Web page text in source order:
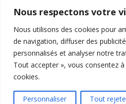
Nous respectons votre
Nous utilisons des cookies pour
de navigation, diffuser des
personnalisés et analyser notre
Tout accepter », vous consentez
cookies.
Personnaliser Tout
Graufesenque
Retour au